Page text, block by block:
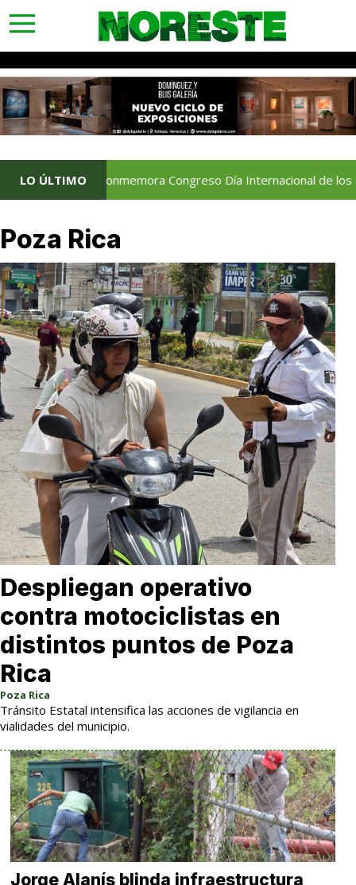
toggle
navigation
LO ÚLTIMOConmemora Congreso Día Internacional de los
Poza Rica
Despliegan operativo
contra motociclistas en
distintos puntos de Poza
Rica
Poza Rica
Tránsito Estatal intensifica las acciones de vigilancia en
vialidades del municipio.
Jorge Alanís blinda infraestructura